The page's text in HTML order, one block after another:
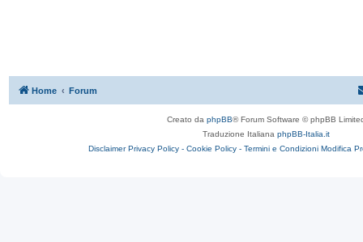
Home Forum
Creato da phpBB® Forum Software © phpBB
Traduzione Italiana phpBB-Italia.it
Disclaimer Privacy Policy - Cookie Policy - Termini e Condizioni Modifica